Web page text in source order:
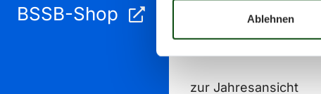
Ablehnen
BSSB-Shop
zur Jahresansicht